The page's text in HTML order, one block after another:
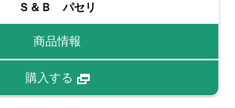
Ｓ＆Ｂ パセリ
商品情報
購入する